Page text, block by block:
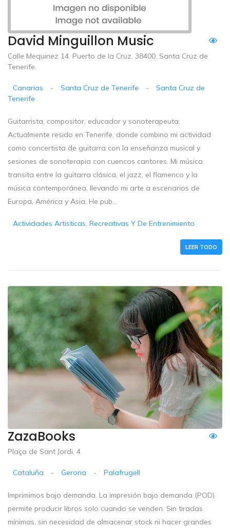
David Minguillon Music
Calle Mequinez 14. Puerto de la Cruz. 38400. Santa Cruz de
Tenerife.
Canarias - Santa Cruz de Tenerife -
Santa Cruz de
Tenerife
Guitarrista, compositor, educador y sonoterapeuta.
Actualmente resido en Tenerife, donde combino mi actividad
como concertista de guitarra con la enseñanza musical y
sesiones de sonoterapia con cuencos cantores. Mi música
transita entre la guitarra clásica, el jazz, el flamenco y la
música contemporánea, llevando mi arte a escenarios de
Europa, América y Asia. He pub...
Actividades Artisticas, Recreativas Y De Entrenimiento
LEER TODO
ZazaBooks
Plaça de Sant Jordi, 4
Cataluña - Gerona - Palafrugell
Imprimimos bajo demanda. La impresión bajo demanda (POD)
permite producir libros solo cuando se venden. Sin tiradas
mínimas, sin necesidad de almacenar stock ni hacer grandes